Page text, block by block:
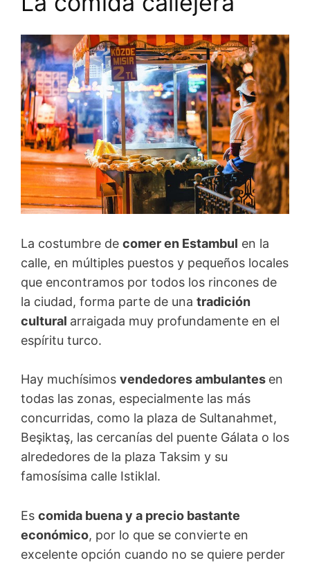
La costumbre de comer en Estambul en la
calle, en múltiples puestos y pequeños locales
que encontramos por todos los rincones de
la ciudad, forma parte de una tradición
cultural arraigada muy profundamente en el
espíritu turco.
Hay muchísimos vendedores ambulantes en
todas las zonas, especialmente las más
concurridas, como la plaza de Sultanahmet,
Beşiktaş, las cercanías del puente Gálata o los
alrededores de la plaza Taksim y su
famosísima calle Istiklal.
Es comida buena y a precio bastante
económico, por lo que se convierte en
excelente opción cuando no se quiere perder